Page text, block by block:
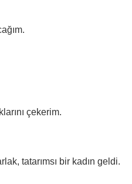
çekerim.
tatarımsı bir kadın geldi.